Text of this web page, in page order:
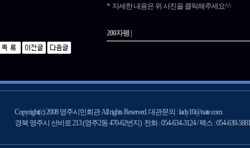
* 자세한 내용은 위 사진을 클릭해주세요^^
200자평 |
Copyright(c) 2008 영주시민회관 All rights Reserved. 대관문의 : lady10@nate.com
경북 영주시 선비로 213 (영주2동 470-62번지) 전화 : 054-634-3124 / 팩스 : 054-639-5881